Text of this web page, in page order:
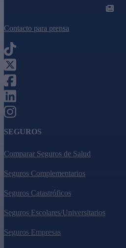
Contacto para prensa
SEGUROS
Comparar Seguros de Salud
Seguros Complementarios
Seguros Catastróficos
Seguros Escolares/Universitarios
Seguros Empresas